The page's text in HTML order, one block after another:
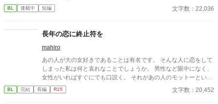
BL 連載中 短編 文字数：22,036
長年の恋に終止符を
mahiro
あの人が大の女好きであることは有名です。 そんな人に恋をして
しまった私は何と哀れなことでしょうか。 男性など眼中になく、
女性がいればすぐにでも口説く。 それがあの人のモットーという
やつでしょう。 どれだけあの人を思っても、無駄だと分かってい
ながらなかなか終止符を打てない私についにチャンスがやってき
BL 完結 長編 R15 文字数：20,452